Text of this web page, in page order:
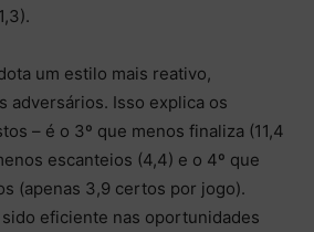
um estilo mais reativo,
adversários. Isso explica os
– é o 3º que menos finaliza (11,4
escanteios (4,4) e o 4º que
(apenas 3,9 certos por jogo).
eficiente nas oportunidades